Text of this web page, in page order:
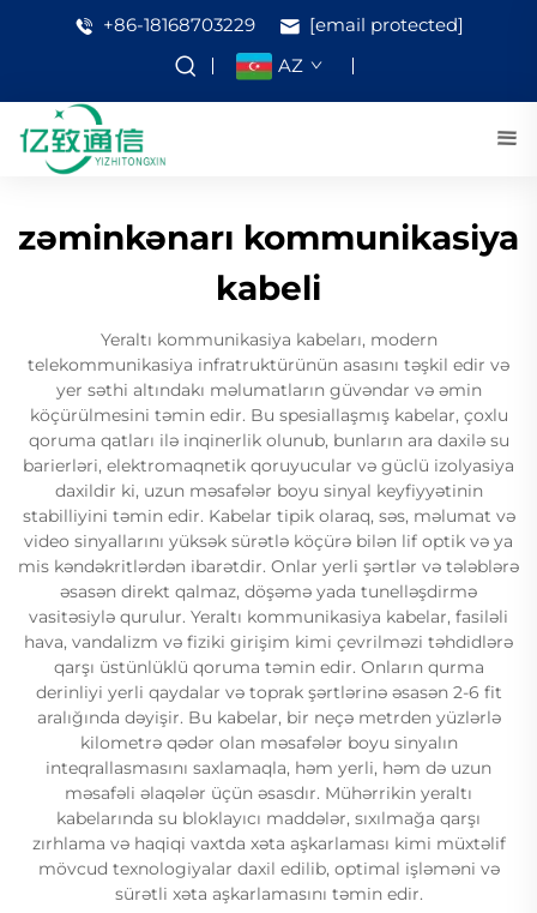
+86-18168703229
[email protected]
AZ
zəminkənarı kommunikasiya
kabeli
Yeraltı kommunikasiya kabeları, modern
telekommunikasiya infratruktürünün asasını təşkil edir və
yer səthi altındakı məlumatların güvəndar və əmin
köçürülmesini təmin edir. Bu spesiallaşmış kabelar, çoxlu
qoruma qatları ilə inqinerlik olunub, bunların ara daxilə su
barierləri, elektromaqnetik qoruyucular və güclü izolyasiya
daxildir ki, uzun məsafələr boyu sinyal keyfiyyətinin
stabilliyini təmin edir. Kabelar tipik olaraq, səs, məlumat və
video sinyallarını yüksək sürətlə köçürə bilən lif optik və ya
mis kəndəkritlərdən ibarətdir. Onlar yerli şərtlər və tələblərə
əsasən direkt qalmaz, döşəmə yada tunelləşdirmə
vasitəsiylə qurulur. Yeraltı kommunikasiya kabelar, fasiləli
hava, vandalizm və fiziki girişim kimi çevrilməzi təhdidlərə
qarşı üstünlüklü qoruma təmin edir. Onların qurma
derinliyi yerli qaydalar və toprak şərtlərinə əsasən 2-6 fit
aralığında dəyişir. Bu kabelar, bir neçə metrden yüzlərlə
kilometrə qədər olan məsafələr boyu sinyalın
inteqrallasmasını saxlamaqla, həm yerli, həm də uzun
məsafəli əlaqələr üçün əsasdır. Mühərrikin yeraltı
kabelarında su bloklayıcı maddələr, sıxılmağa qarşı
zırhlama və haqiqi vaxtda xəta aşkarlaması kimi müxtəlif
mövcud texnologiyalar daxil edilib, optimal işləməni və
sürətli xəta aşkarlamasını təmin edir.